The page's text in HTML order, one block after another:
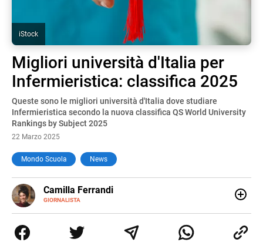
iStock
Migliori università d'Italia per
Infermieristica: classifica 2025
Queste sono le migliori università d'Italia dove studiare
Infermieristica secondo la nuova classifica QS World University
Rankings by Subject 2025
22 Marzo 2025
Mondo Scuola News
Camilla Ferrandi
GIORNALISTA
E-
MAIL
LINKEDIN
di trasformare la passione per la scrittura in un lavoro, e
da lì non mi sono più fermata. L’attualità è il mio pane